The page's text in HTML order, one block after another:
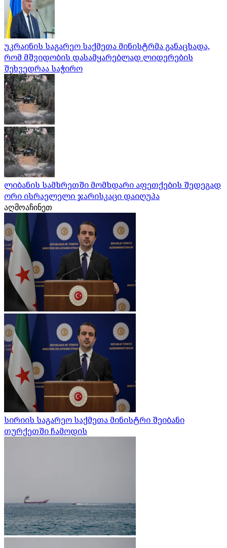
უკრაინის საგარეო საქმეთა მინისტრმა განაცხადა,
რომ მშვიდობის დასამყარებლად ლიდერების
შეხვედრაა საჭირო
ლიბანის სამხრეთში მომხდარი აფეთქების შედეგად
ორი ისრაელელი ჯარისკაცი დაიღუპა
აღმოაჩინეთ
სირიის საგარეო საქმეთა მინისტრი შეიბანი
თურქეთში ჩამოდის